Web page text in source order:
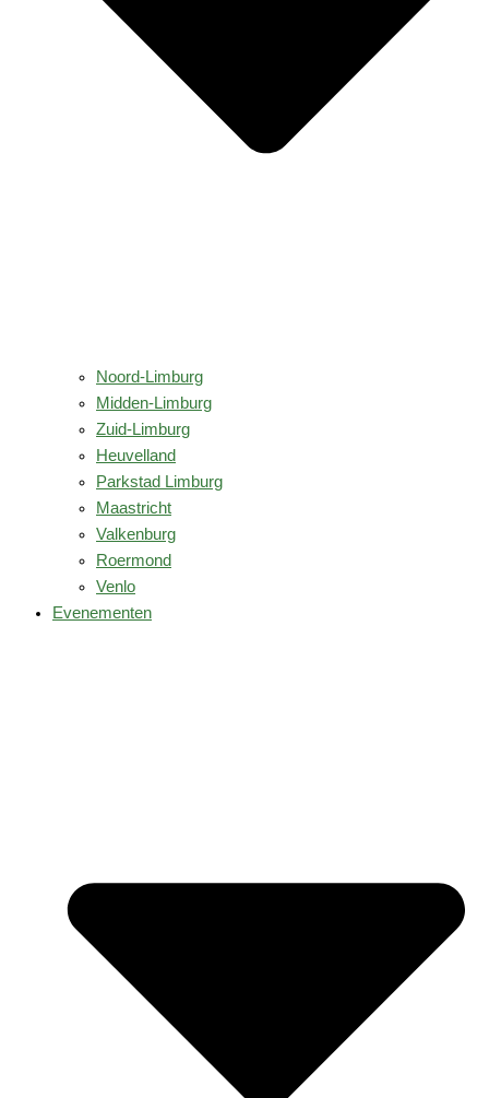
Noord-Limburg
Midden-Limburg
Zuid-Limburg
Heuvelland
Parkstad Limburg
Maastricht
Valkenburg
Roermond
Venlo
Evenementen